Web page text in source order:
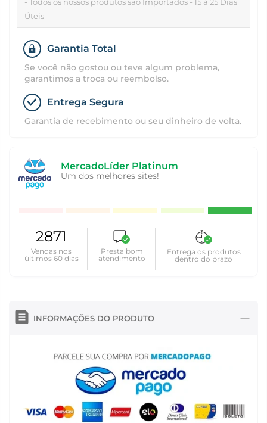
- Todos os nossos produtos são Importados - 15 á 25 Dias
Úteis
Garantia Total
Se você não gostou ou teve algum problema,
garantimos a troca ou reembolso.
Entrega Segura
Garantia de recebimento ou seu dinheiro de volta.
MercadoLíder Platinum
Um dos melhores sites!
2871
Vendas nos
últimos 60 dias
Presta bom
atendimento
Entrega os produtos
dentro do prazo
INFORMAÇÕES DO PRODUTO